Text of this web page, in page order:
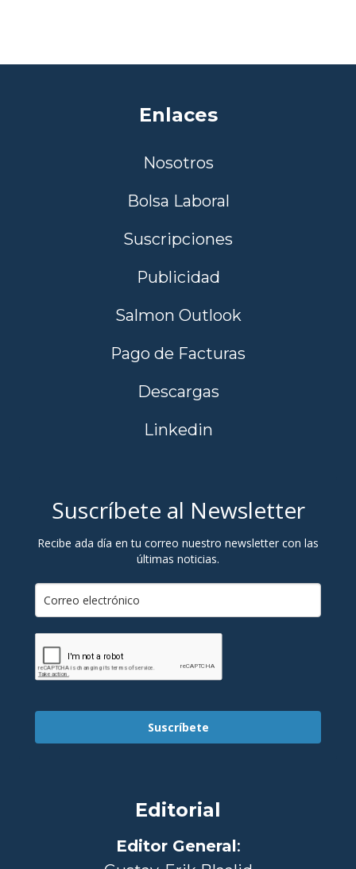
Enlaces
Nosotros
Bolsa Laboral
Suscripciones
Publicidad
Salmon Outlook
Pago de Facturas
Descargas
Linkedin
Suscríbete al Newsletter
Recibe ada día en tu correo nuestro newsletter con las
últimas noticias.
Suscríbete
Editorial
Editor General: